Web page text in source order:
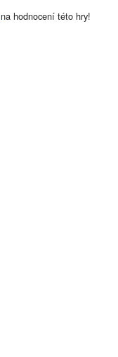
na hodnocení této hry!